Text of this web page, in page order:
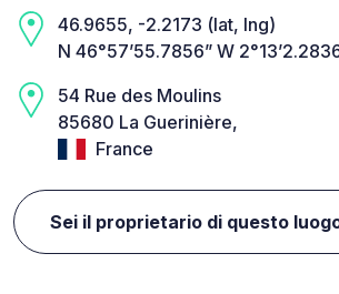
46.9655, -2.2173 (lat, lng)
N 46°57’55.7856” W
54 Rue des Moulins
85680 La Guerinière,
France
Sei il proprietario di questo